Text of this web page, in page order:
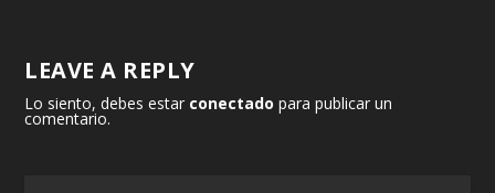
LEAVE A REPLY
Lo siento, debes estar conectado para publicar un
comentario.